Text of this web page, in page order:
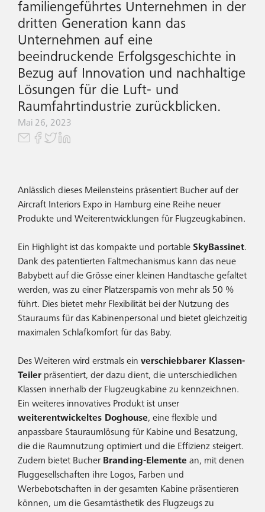
familiengeführtes Unternehmen in der
dritten Generation kann das
Unternehmen auf eine
beeindruckende Erfolgsgeschichte in
Bezug auf Innovation und nachhaltige
Lösungen für die Luft- und
Raumfahrtindustrie zurückblicken.
Mai 26, 2023
Anlässlich dieses Meilensteins präsentiert Bucher auf der
Aircraft Interiors Expo in Hamburg eine Reihe neuer
Produkte und Weiterentwicklungen für Flugzeugkabinen.
Ein Highlight ist das kompakte und portable SkyBassinet.
Dank des patentierten Faltmechanismus kann das neue
Babybett auf die Grösse einer kleinen Handtasche gefaltet
werden, was zu einer Platzersparnis von mehr als 50 %
führt. Dies bietet mehr Flexibilität bei der Nutzung des
Stauraums für das Kabinenpersonal und bietet gleichzeitig
maximalen Schlafkomfort für das Baby.
Des Weiteren wird erstmals ein verschiebbarer Klassen-
Teiler präsentiert, der dazu dient, die unterschiedlichen
Klassen innerhalb der Flugzeugkabine zu kennzeichnen.
Ein weiteres innovatives Produkt ist unser
weiterentwickeltes Doghouse, eine flexible und
anpassbare Stauraumlösung für Kabine und Besatzung,
die die Raumnutzung optimiert und die Effizienz steigert.
Zudem bietet Bucher Branding-Elemente an, mit denen
Fluggesellschaften ihre Logos, Farben und
Werbebotschaften in der gesamten Kabine präsentieren
können, um die Gesamtästhetik des Flugzeugs zu